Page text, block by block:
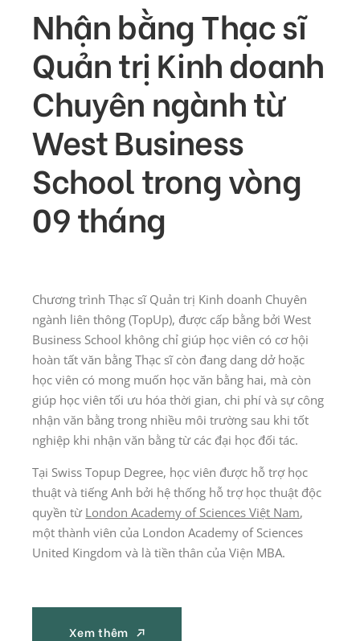
Nhận bằng Thạc sĩ
Quảntrị Kinh doanh
Chuyên ngành từ
West Business
School trong vòng
09 tháng
Chương trình Thạc sĩ Quản trị Kinh doanh Chuyên
ngành liên thông (TopUp), được cấp bằng bởi West
Business School không chỉ giúp học viên có cơ hội
hoàn tất văn bằng Thạc sĩ còn đang dang dở hoặc
học viên có mong muốn học văn bằng hai, mà còn
giúp học viên tối ưu hóa thời gian, chi phí và sự công
nhận văn bằng trong nhiều môi trường sau khi tốt
nghiệp khi nhận văn bằng từ các đại học đối tác.
Tại Swiss Topup Degree, học viên được hỗ trợ học
thuật và tiếng Anh bởi hệ thống hỗ trợ học thuật độc
quyền từ London Academy of Sciences Việt Nam,
một thành viên của London Academy of Sciences
United Kingdom và là tiền thân của Viện MBA.
Xem thêm